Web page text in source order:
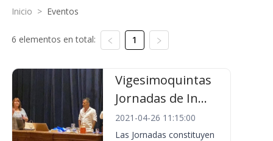
Inicio > Eventos
6 elementos en total: 1
Vigesimoquintas
Jornadas de In...
2021-04-26 11:15:00
Las Jornadas constituyen